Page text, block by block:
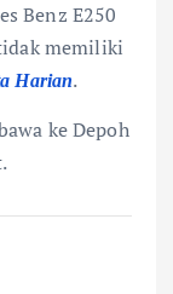
Benz E250
memiliki
Harian.
ke Depoh